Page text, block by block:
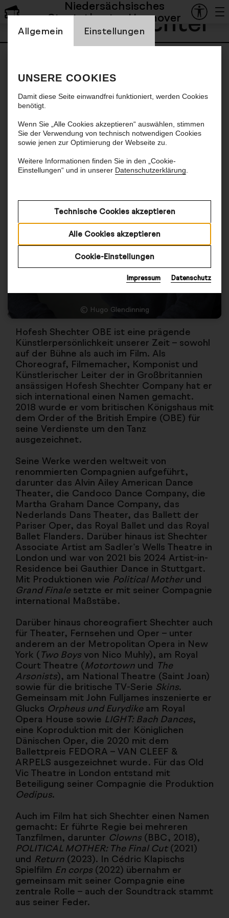
Einstellung Cookienbanner
Allgemein
Einstellungen
UNSERE COOKIES
Damit diese Seite einwandfrei funktioniert, werden Cookies
benötigt.
Wenn Sie „Alle Cookies akzeptieren“ auswählen, stimmen
Sie der Verwendung von technisch notwendigen Cookies
sowie jenen zur Optimierung der Webseite zu.
Weitere Informationen finden Sie in den „Cookie-
Einstellungen“ und in unserer Datenschutzerklärung
Technische Cookies akzeptieren
Alle Cookies akzeptieren
Cookie-Einstellungen
Impressum Datenschutz
Niedersächsisches
Staatstheater Hannover
Hofesh Shechter
© Hugo Glendinning
Hofesh Shechter OBE ist eine prägende
Künstlerpersönlichkeit unserer Zeit – sowohl
auf der Bühne als auch im Film. Als
Choreograf, Filmemacher, Komponist und
Künstlerischer Leiter der in Großbritannien
ansässigen Hofesh Shechter Company hat er
sich international einen Namen gemacht.
2018 wurde er vom britischen Königshaus mit
dem Order of the British Empire (OBE) für
seine Verdienste um den Tanz
ausgezeichnet.
Seine Werke werden weltweit von
renommierten Compagnien aufgeführt,
darunter das Alvin Ailey American Dance
Theater, die Candoco Dance Company, die
Martha Graham Dance Company, das
Nederlands Dans Theater, das Ballett der
Pariser Oper, das Royal Ballet und das Royal
Ballet Flanders. Darüber hinaus ist Shechter
Associate Artist am Sadler’s Wells Theatre in
London und war von 2021 bis 2024 Artist-in-
Residence bei Gauthier Dance in Stuttgart.
Mit Produktionen wie Political Motherund
Grand Finalesetzte er mit seiner Compagnie
international Maßstäbe.
Darüber hinaus choreografiert Shechter auch
für Theater, Fernsehen und Oper – unter
anderem an der Metropolitan Opera in New
York (Two Boys von Nico Muhly), am Royal
Court Theatre (Motortown und The
Arsonists), am National Theatre (Saint Joan)
sowie für die britische TV-Serie Skins.
Gemeinsam mit John Fulljames inszenierte er
Glucks Orpheus und Eurydikeam Royal
Opera House sowie LIGHT: Bach Dances,
eine Koproduktion mit der Königlichen
Dänischen Oper, die 2020 mit dem
Ballettpreis FEDORA – VAN CLEEF &
ARPELS ausgezeichnet wurde. Für das Old
Vic Theatre in London entstand mit
Beteiligung seiner Compagnie die Produktion
Oedipus.
Auch im Film hat sich Shechter einen Namen
gemacht: Er führte Regie bei mehreren
Tanzfilmen, darunter Clowns (BBC, 2018),
POLITICAL MOTHER: The Final Cut(2021)
und Return (2023). In Cédric Klapischs
Spielfilm En corps (2022) übernahm er
gemeinsam mit seiner Compagnie eine
zentrale Rolle – auch der Soundtrack stammt
aus seiner Feder.